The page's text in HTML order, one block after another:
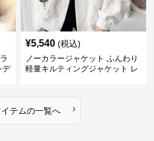
デ
¥5,540 (税込)
ノーカラージャケット ふんわり
軽量キルティングジャケット レ
テムの一覧へ ›